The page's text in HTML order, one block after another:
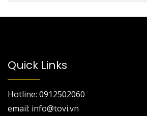
Quick Links
Hotline: 0912502060
email: info@tovi.vn